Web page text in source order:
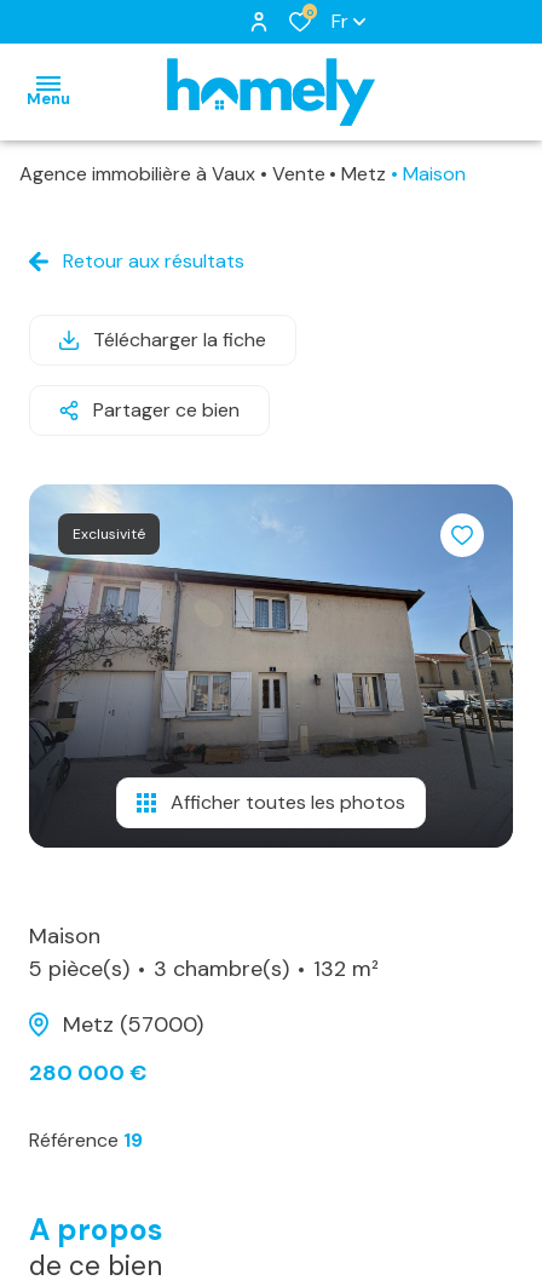
0 Fr
Menu
nos
biens
louer
loués
estimation
notre
agence
notre
alerte
e-
mail
notre
Agence immobilière à Vaux Vente Metz Maison
Retour aux résultats
Télécharger la fiche
Partager ce bien
Exclusivité
Afficher toutes les photos
Maison
5 pièce(s)
3 chambre(s)
132 m²
Metz (57000)
280 000 €
Référence 19
A propos
de ce bien